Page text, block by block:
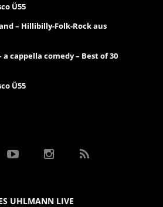
Ü55
– Hillibilly-Folk-Rock aus
a cappella comedy – Best of 30
Ü55
UHLMANN LIVE